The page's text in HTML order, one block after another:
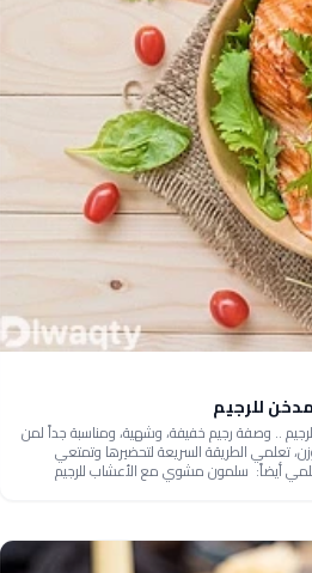
للرجيم
.. وصفة رجيم خفيفة، وشهية، ومناسبة جداً لمن
تعلمي الطريقة السريعة لتحضيرها وتمتعي
أيضاً: سلمون مشوي مع الأعشاب للرجيم